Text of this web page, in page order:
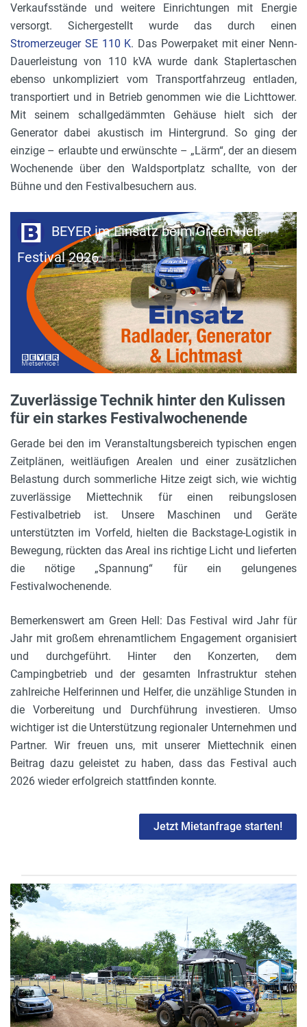
Verkaufsstände und weitere Einrichtungen mit Energie
versorgt. Sichergestellt wurde das durch einen
Stromerzeuger SE 110 K. Das Powerpaket mit einer Nenn-
Dauerleistung von 110 kVA wurde dank Staplertaschen
ebenso unkompliziert vom Transportfahrzeug entladen,
transportiert und in Betrieb genommen wie die Lichttower.
Mit seinem schallgedämmten Gehäuse hielt sich der
Generator dabei akustisch im Hintergrund. So ging der
einzige – erlaubte und erwünschte – „Lärm“, der an diesem
Wochenende über den Waldsportplatz schallte, von der
Bühne und den Festivalbesuchern aus.
BEYER im Einsatz beim Green Hell
Festival 2026
Zuverlässige Technik hinter den Kulissen
für ein starkes Festivalwochenende
Gerade bei den im Veranstaltungsbereich typischen engen
Zeitplänen, weitläufigen Arealen und einer zusätzlichen
Belastung durch sommerliche Hitze zeigt sich, wie wichtig
zuverlässige Miettechnik für einen reibungslosen
Festivalbetrieb ist. Unsere Maschinen und Geräte
unterstützten im Vorfeld, hielten die Backstage-Logistik in
Bewegung, rückten das Areal ins richtige Licht und lieferten
die nötige „Spannung“ für ein gelungenes
Festivalwochenende.
Bemerkenswert am Green Hell: Das Festival wird Jahr für
Jahr mit großem ehrenamtlichem Engagement organisiert
und durchgeführt. Hinter den Konzerten, dem
Campingbetrieb und der gesamten Infrastruktur stehen
zahlreiche Helferinnen und Helfer, die unzählige Stunden in
die Vorbereitung und Durchführung investieren. Umso
wichtiger ist die Unterstützung regionaler Unternehmen und
Partner. Wir freuen uns, mit unserer Miettechnik einen
Beitrag dazu geleistet zu haben, dass das Festival auch
2026 wieder erfolgreich stattfinden konnte.
Jetzt Mietanfrage starten!